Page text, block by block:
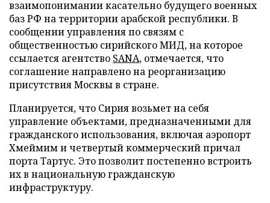
взаимопонимании касательно будущего военных
баз РФ на территории арабской республики. В
сообщении управления по связям с
общественностью сирийского МИД, на которое
ссылается агентство SANA, отмечается, что
соглашение направлено на реорганизацию
присутствия Москвы в стране.
Планируется, что Сирия возьмет на себя
управление объектами, предназначенными для
гражданского использования, включая аэропорт
Хмеймим и четвертый коммерческий причал
порта Тартус. Это позволит постепенно встроить
их в национальную гражданскую
инфраструктуру.